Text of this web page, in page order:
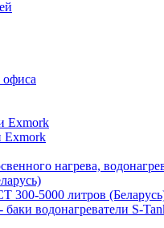
Exmork
Exmork
нагрева,
300-5000 литров
водонагреватели S-